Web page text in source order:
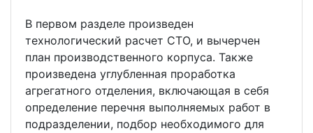
В первом разделе произведен
технологический расчет СТО, и вычерчен
план производственного корпуса. Также
произведена углубленная проработка
агрегатного отделения, включающая в себя
определение перечня выполняемых работ в
подразделении, подбор необходимого для